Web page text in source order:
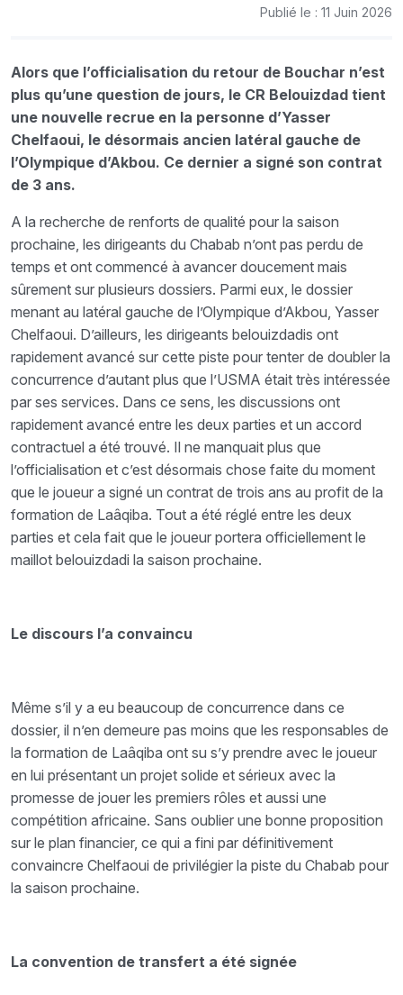
Publié le : 11 Juin 2026
Alors que l’officialisation du retour de Bouchar n’est
plus qu’une question de jours, le CR Belouizdad tient
une nouvelle recrue en la personne d’Yasser
Chelfaoui, le désormais ancien latéral gauche de
l’Olympique d’Akbou. Ce dernier a signé son contrat
de 3 ans.
A la recherche de renforts de qualité pour la saison
prochaine, les dirigeants du Chabab n’ont pas perdu de
temps et ont commencé à avancer doucement mais
sûrement sur plusieurs dossiers. Parmi eux, le dossier
menant au latéral gauche de l’Olympique d’Akbou, Yasser
Chelfaoui. D’ailleurs, les dirigeants belouizdadis ont
rapidement avancé sur cette piste pour tenter de doubler la
concurrence d’autant plus que l’USMA était très intéressée
par ses services. Dans ce sens, les discussions ont
rapidement avancé entre les deux parties et un accord
contractuel a été trouvé. Il ne manquait plus que
l’officialisation et c’est désormais chose faite du moment
que le joueur a signé un contrat de trois ans au profit de la
formation de Laâqiba. Tout a été réglé entre les deux
parties et cela fait que le joueur portera officiellement le
maillot belouizdadi la saison prochaine.
Le discours l’a convaincu
Même s’il y a eu beaucoup de concurrence dans ce
dossier, il n’en demeure pas moins que les responsables de
la formation de Laâqiba ont su s’y prendre avec le joueur
en lui présentant un projet solide et sérieux avec la
promesse de jouer les premiers rôles et aussi une
compétition africaine. Sans oublier une bonne proposition
sur le plan financier, ce qui a fini par définitivement
convaincre Chelfaoui de privilégier la piste du Chabab pour
la saison prochaine.
La convention de transfert a été signée